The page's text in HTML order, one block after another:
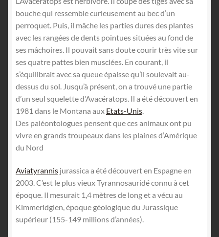
bouche qui ressemble curieusement au bec d’un
perroquet. Puis, il mâche les parties dures des plantes
avec les rangées de dents pointues situées au fond de
ses mâchoires. Il pouvait sans doute courir très vite sur
ses quatre pattes bien musclées. En courant, il
s’équilibrait avec sa queue épaisse qu’il soulevait au-
dessus du sol. Jusqu’à présent, on a trouvé une partie
d’un seul squelette d’Avacératops. Il a été découvert en
1981 dans le Montana aux Etats-Unis
Des paléontologues pensent que ces animaux ont pu
vivre en grands troupeaux dans les plaines d’Amérique
du Nord
Aviatyrannis jurassica a été découvert en Espagne en
2003. C’est le plus vieux Tyrannosauridé connu à cet
époque. Il mesurait 1,4 mètres de long et a vécu au
Kimmeridgien, époque géologique du Jurassique
supérieur (155-149 millions d’années).